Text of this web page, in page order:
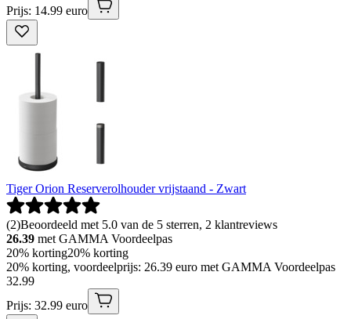
Prijs: 14.99 euro
Tiger Orion Reserverolhouder vrijstaand - Zwart
(2)Beoordeeld met 5.0 van de 5 sterren, 2 klantreviews
26.39 met GAMMA Voordeelpas
20% korting20% korting
20% korting, voordeelprijs: 26.39 euro met GAMMA Voordeelpas
32.99
Prijs: 32.99 euro